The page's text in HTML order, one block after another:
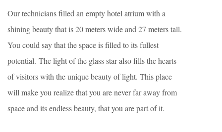
Our technicians filled an empty hotel atrium with a
shining beauty that is 20 meters wide and 27 meters tall.
You could say that the space is filled to its fullest
potential. The light of the glass star also fills the hearts
of visitors with the unique beauty of light. This place
will make you realize that you are never far away from
space and its endless beauty, that you are part of it.